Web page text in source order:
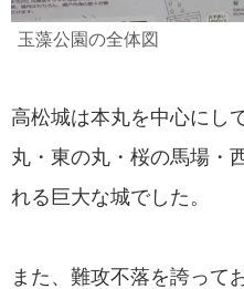
玉藻公園の全体図
高松城は本丸を中心にし
丸・東の丸・桜の馬場・
れる巨大な城でした。
また、難攻不落を誇って